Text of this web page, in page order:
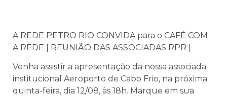
A REDE PETRO RIO CONVIDA para o CAFÉ COM
A REDE | REUNIÃO DAS ASSOCIADAS RPR |
Venha assistir a apresentação da nossa associada
institucional Aeroporto de Cabo Frio, na próxima
quinta-feira, dia 12/08, às 18h. Marque em sua